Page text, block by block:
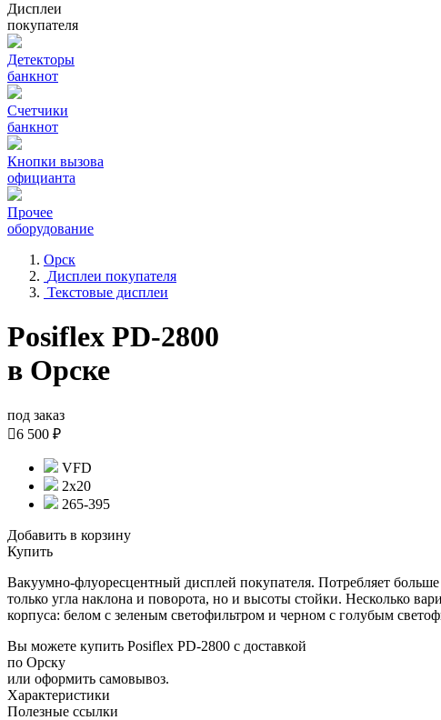
Дисплеи
покупателя
Детекторы
банкнот
Счетчики
банкнот
Кнопки вызова
официанта
Прочее
оборудование
Орск
Дисплеи покупателя
Текстовые дисплеи
Posiflex PD-2800
в Орске
под заказ
6 500 ₽
VFD
2х20
265-395
Добавить в корзину
Купить
Вакуумно-флуоресцентный дисплей покупателя. Потребляет
только угла наклона и поворота, но и высоты стойки. Несколько
корпуса: белом с зеленым светофильтром и черном с голубым
Вы можете купить Posiflex PD-2800 с доставкой
по Орску
или оформить самовывоз.
Характеристики
Полезные ссылки